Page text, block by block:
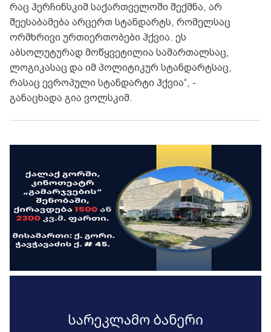
რაც ჰერჩინსკიმ საქართველოში შექმნა, არ
შეესაბამება არცერთ სტანდარტს, რომელსაც
ორმხრივი ურთიერთობები ჰქვია. ეს
აბსოლუტურად მოწყვეტილია სამართალსაც,
ლოგიკასაც და იმ პოლიტიკურ სტანდარტსაც,
რასაც ევროპული სტანდარტი ჰქვია“, -
განაცხადა გია ვოლსკიმ.